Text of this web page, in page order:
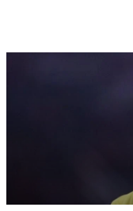
την συμμετοχή της
Η παρουσία της
Λίγκας ήταν
σύμφωνα με το
διοργάνωση
συμμετοχή της και
Το μόνο που μένει
κάτι που θα γίνει
θα αποφασιστεί